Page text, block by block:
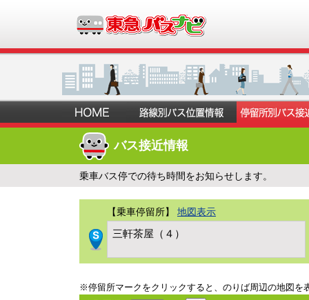
バス接近情報
乗車バス停での待ち時間をお知らせします。
【乗車停留所】 地図表示
三軒茶屋（４）
※停留所マークをクリックすると、のりば周辺の地図を